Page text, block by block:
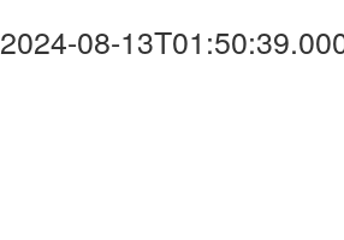
2024-08-